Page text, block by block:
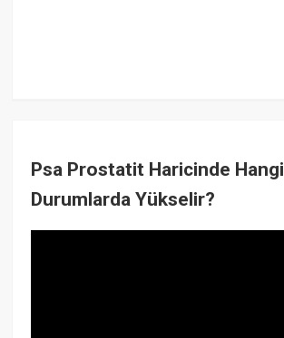
Psa Prostatit Haricinde Hangi
Durumlarda Yükselir?